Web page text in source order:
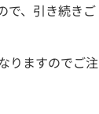
で、引き続きご
りますのでご注